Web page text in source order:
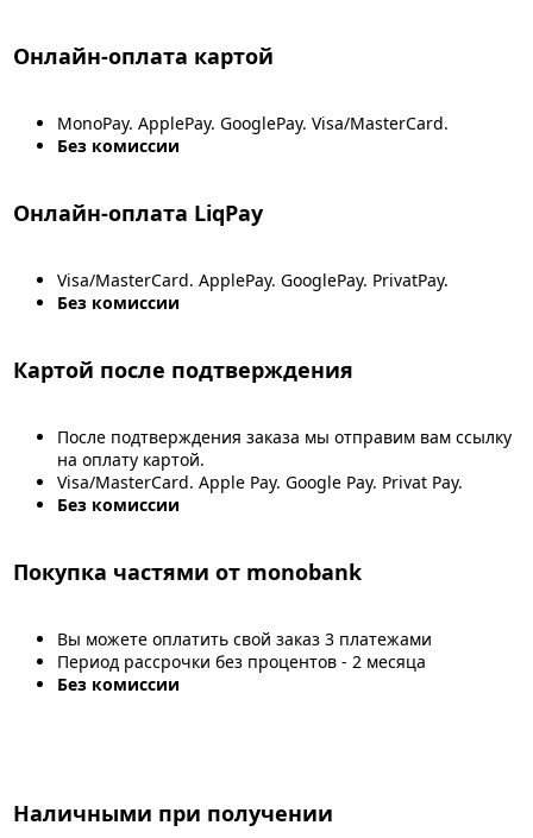
Онлайн-оплата картой
MonoPay. ApplePay. GooglePay. Visa/MasterCard.
Без комиссии
Онлайн-оплата LiqPay
Visa/MasterCard. ApplePay. GooglePay. PrivatPay.
Без комиссии
Картой после подтверждения
После подтверждения заказа мы отправим вам ссылку
на оплату картой.
Visa/MasterCard. Apple Pay. Google Pay. Privat Pay.
Без комиссии
Покупка частями от monobank
Вы можете оплатить свой заказ 3 платежами
Период рассрочки без процентов - 2 месяца
Без комиссии
Наличными при получении